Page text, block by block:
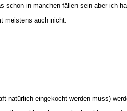
schon in manchen fällen sein aber ich
meistens auch nicht.
natürlich eingekocht werden muss)